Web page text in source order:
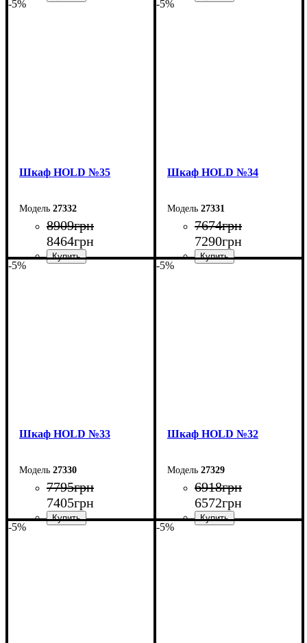
-5%
Шкаф НOLD №35
27332
8909грн
8464грн
-5%
Шкаф НOLD №34
27331
7674грн
7290грн
-5%
Шкаф НOLD №33
27330
7795грн
7405грн
-5%
Шкаф НOLD №32
27329
6918грн
6572грн
-5% -5%